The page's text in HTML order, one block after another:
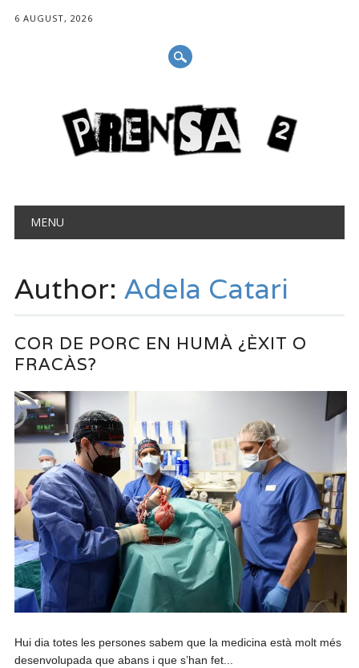
6 AUGUST, 2026
Main menu
MENU
Author: Adela Catari
COR DE PORC EN HUMÀ ¿ÈXIT O
FRACÀS?
Hui dia totes les persones sabem que la medicina està molt més
desenvolupada que abans i que s’han fet...